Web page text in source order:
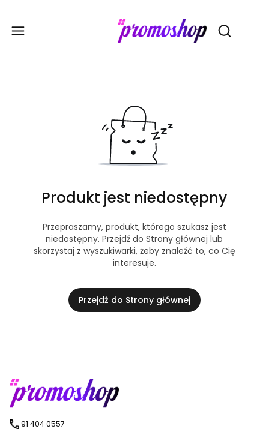
Otwórz
Produkt jest niedostępny
Przepraszamy, produkt, którego szukasz jest
niedostępny. Przejdź do Strony głównej lub
skorzystaj z wyszukiwarki, żeby znaleźć to, co Cię
interesuje.
Przejdź do Strony głównej
91 404 0557